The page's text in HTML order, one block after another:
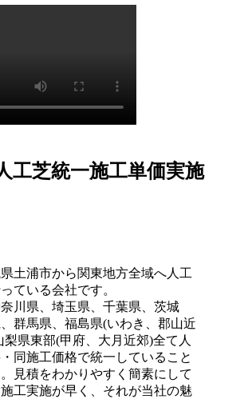
現地調査で、具体的なコストパフォー
清潔な状態を長く保てます。ただし、
を直接かけたり火気を近づけすぎたり
必要です。耐熱温度を守ることで、美
現します。
力は、施工後の維持管理が驚くほど楽な
々の掃除は竹ぼうきで軽く掃くか、掃除
るだけで完了します。天然芝のように肥
期的に芝刈り機を動かしたりする必要は
清潔で美しい状態を保つための簡単なコ
工芝統一施工単価実施
土浦市から関東地方全域へ人工
ている会社です。
川県、埼玉県、千葉県、茨城
群馬県、福島県(いわき、郡山近
梨県東部(甲府、大月近郊)全て人
同施工価格で統一していること
見積をわかりやすく簡素にして
工実施が早く、それが当社の魅